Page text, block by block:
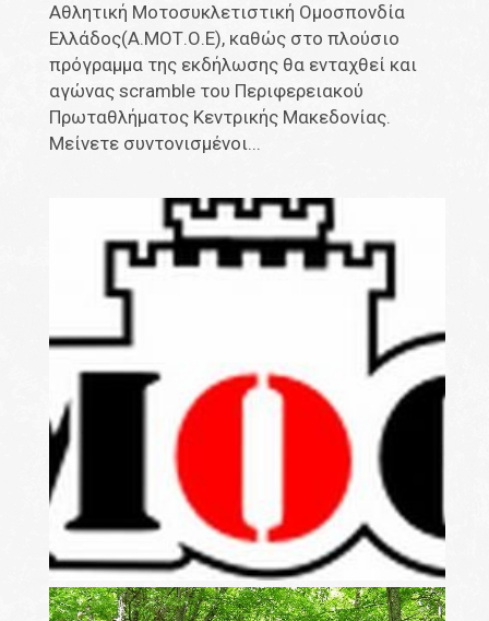
Αθλητική Μοτοσυκλετιστική Ομοσπονδία
Ελλάδος(Α.ΜΟΤ.Ο.Ε), καθώς στο πλούσιο
πρόγραμμα της εκδήλωσης θα ενταχθεί και
αγώνας scramble του Περιφερειακού
Πρωταθλήματος Κεντρικής Μακεδονίας.
Μείνετε συντονισμένοι...